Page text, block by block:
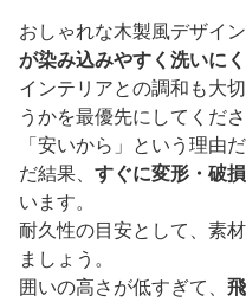
おしゃれな木製風デザイ
が染み込みやすく洗いに
インテリアとの調和も大
うかを最優先にしてくださ
「安いから」という理由
だ結果、 すぐに変形・破
います。
耐久性の目安として、素
ましょう。
囲いの高さが低すぎて、